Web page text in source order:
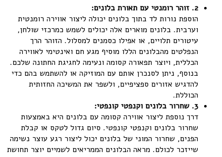
2
. זוהר רומנטי עם תאורת בלונים:
הוספת נורות לד בתוך בלונים יכולה ליצור אווירה רומנטית
וערבית. בלונים מוארים אלה יכולים לשמש כמרכזי שולחן,
עיטורים תלויים, או אפילו כסמנים למסלול. הזוהר הרך
הנפלטים מהבלונים הללו מוסיף מגע חם ואינטימי לאווירה
הכללית, ויוצר תפאורה קסומה ונעימה לחגיגת החתונה שלכם.
בנוסף, ניתן לסנכרן אותם עם המוזיקה או להשתמש בהם כדי
להדגיש אזורים ספציפיים, ולשפר את המשיכה החזותית
הכוללת.
3
. שחרור בלונים וקנפטי קונפטי:
דרך נוספת ליצור אווירה קסומה עם בלונים היא באמצעות
שחרור בלונים וקנפטי קונפטי. סיום גדול לטקס או קבלת
הפנים, שחרור המוני של בלונים יכול ליצור רגע עוצר נשימה
שייזכר לכולם. מראה הבלונים הממריאים לשמיים יוצר תחושת